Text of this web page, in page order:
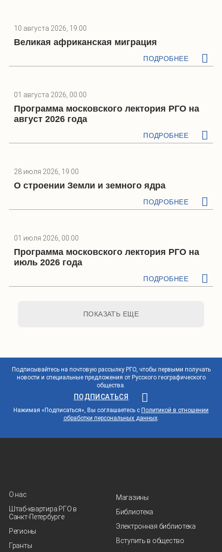
10 августа 2026, 19:00
Великая африканская миграция
ПОДРОБНЕЕ
01 августа 2026, 00:00
Программа московского лектория РГО на
август 2026 года
ПОДРОБНЕЕ
28 июля 2026, 19:00
О строении Земли и земного ядра
ПОДРОБНЕЕ
01 июля 2026, 00:00
Программа московского лектория РГО на
июль 2026 года
ПОДРОБНЕЕ
ПОКАЗАТЬ ЕЩЕ
Подписывайтесь на почтовую рассылку РГО, чтобы первыми получать
новости и специальные предложения от Русского географического
общества.
ПОДПИСАТЬСЯ
Нажимая «Подписаться», Вы соглашаетесь с Политикой в отношении
обработки персональных данных.
О нас
Штаб-квартира РГО в
Санкт‑Петербурге
Регионы
Гранты
Магазины
Библиотека
Электронная библиотека
Вступить в общество